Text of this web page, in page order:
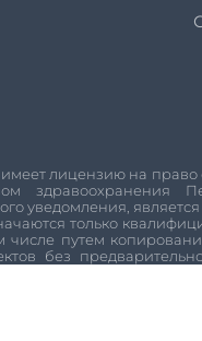
лицензию на право
здравоохранения
уведомления,
только
путем
без